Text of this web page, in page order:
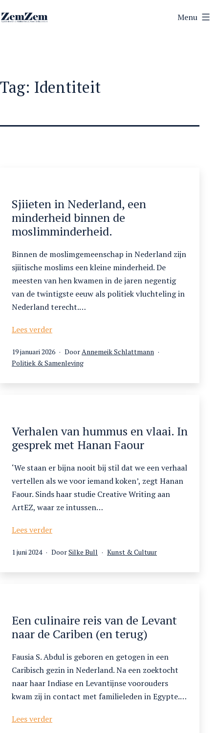
naar
Menu
Tag: Identiteit
Sjiieten in Nederland, een
minderheid binnen de
moslimminderheid.
Binnen de moslimgemeenschap in Nederland zijn
sjiitische moslims een kleine minderheid. De
meesten van hen kwamen in de jaren negentig
van de twintigste eeuw als politiek vluchteling in
Nederland terecht.…
Lees verderSjiieten
Nederland,
een
Gepubliceerd
op
19 januari 2026 DoorAnnemeik Schlattmann
Gecategoriseerd
Politiek & Samenleving
Verhalen van hummus en vlaai. In
gesprek met Hanan Faour
‘We staan er bijna nooit bij stil dat we een verhaal
vertellen als we voor iemand koken’, zegt Hanan
Faour. Sinds haar studie Creative Writing aan
ArtEZ, waar ze intussen…
Lees verderVerhalen
hummus
met
Hanan
Faour
Gepubliceerd
1 juni 2024 DoorSilke Bull
Gecategoriseerd
Kunst & Cultuur
Een culinaire reis van de Levant
naar de Cariben (en terug)
Fausia S. Abdul is geboren en getogen in een
Caribisch gezin in Nederland. Na een zoektocht
naar haar Indiase en Levantijnse voorouders
kwam zij in contact met familieleden in Egypte.…
Lees verderEen